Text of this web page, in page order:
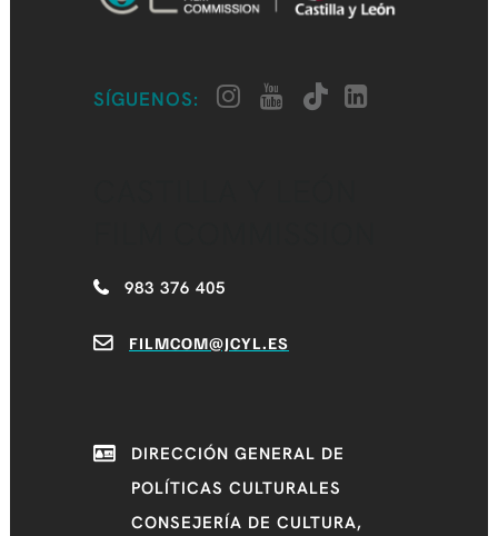
SÍGUENOS:
983 376 405
FILMCOM@JCYL.ES
DIRECCIÓN GENERAL DE
POLÍTICAS CULTURALES
CONSEJERÍA DE CULTURA,